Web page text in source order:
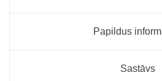
Papildus
Sastāvs